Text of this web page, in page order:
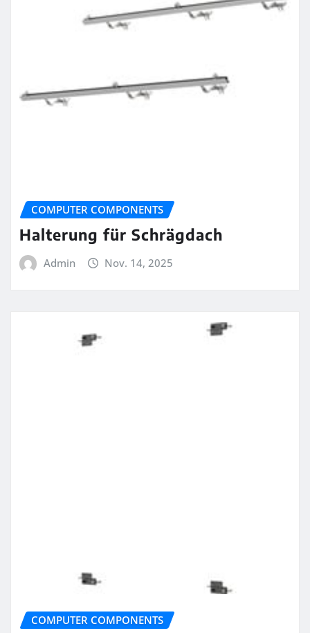
COMPUTER COMPONENTS
Halterung für Schrägdach
Admin Nov. 14, 2025
COMPUTER COMPONENTS